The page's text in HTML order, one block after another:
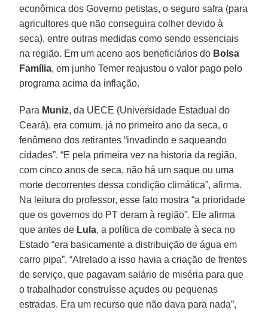
econômica dos Governo petistas, o seguro safra (para
agricultores que não conseguira colher devido à
seca), entre outras medidas como sendo essenciais
na região. Em um aceno aos beneficiários do Bolsa
Família, em junho Temer reajustou o valor pago pelo
programa acima da inflação.
Para Muniz, da UECE (Universidade Estadual do
Ceará), era comum, já no primeiro ano da seca, o
fenômeno dos retirantes “invadindo e saqueando
cidades”. “E pela primeira vez na historia da região,
com cinco anos de seca, não há um saque ou uma
morte decorrentes dessa condição climática”, afirma.
Na leitura do professor, esse fato mostra “a prioridade
que os governos do PT deram à região”. Ele afirma
que antes de Lula, a política de combate à seca no
Estado “era basicamente a distribuição de água em
carro pipa”. “Atrelado a isso havia a criação de frentes
de serviço, que pagavam salário de miséria para que
o trabalhador construísse açudes ou pequenas
estradas. Era um recurso que não dava para nada”,